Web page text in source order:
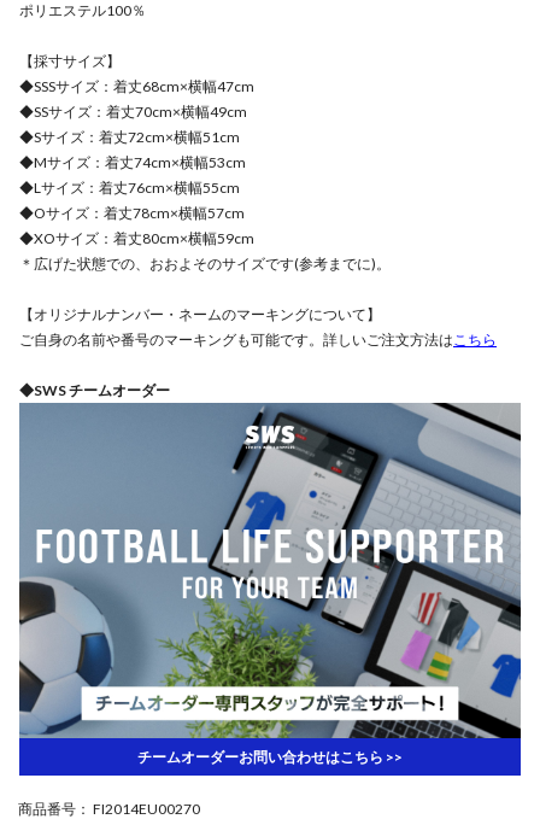
ポリエステル100％
【採寸サイズ】
◆SSSサイズ：着丈68cm×横幅47cm
◆SSサイズ：着丈70cm×横幅49cm
◆Sサイズ：着丈72cm×横幅51cm
◆Mサイズ：着丈74cm×横幅53cm
◆Lサイズ：着丈76cm×横幅55cm
◆Oサイズ：着丈78cm×横幅57cm
◆XOサイズ：着丈80cm×横幅59cm
＊広げた状態での、おおよそのサイズです(参考までに)。
【オリジナルナンバー・ネームのマーキングについて】
ご自身の名前や番号のマーキングも可能です。詳しいご注文方法はこちら
◆SWS チームオーダー
チームオーダーお問い合わせはこちら >>
商品番号 ： FI2014EU00270